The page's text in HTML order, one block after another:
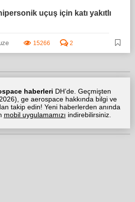
uçuş için katı yakıtlı
15266 2
haberleri DH’de. Geçmişten
), ge aerospace hakkında bilgi ve
takip edin! Yeni haberlerden anında
mobil uygulamamızı indirebilirsiniz.